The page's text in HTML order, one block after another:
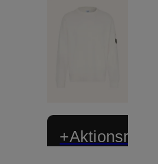
+Aktionsrabatt